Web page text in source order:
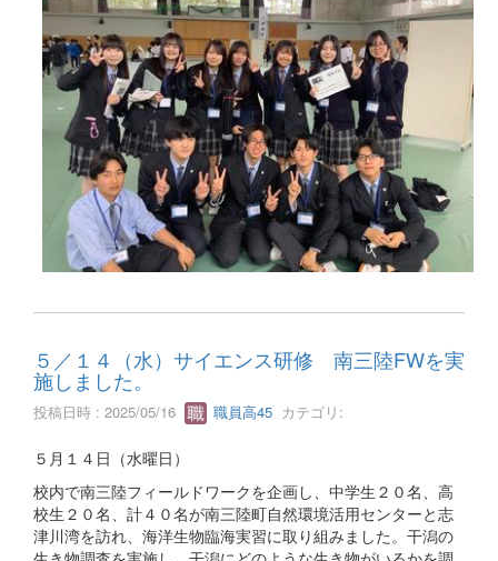
５／１４（水）サイエンス研修 南三陸FWを実
施しました。
投稿日時 : 2025/05/16 職員高45 カテゴリ:
５月１４日（水曜日）
校内で南三陸フィールドワークを企画し、中学生２０名、高
校生２０名、計４０名が南三陸町自然環境活用センターと志
津川湾を訪れ、海洋生物臨海実習に取り組みました。干潟の